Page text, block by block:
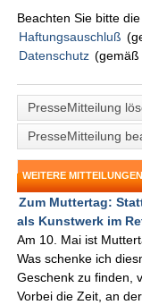
Beachten Sie bitte
Haftungsauschluß
Datenschutz (gemäß
PresseMitteilung
PresseMitteilung
WEITERE
Zum Muttertag:
als Kunstwerk im
Am 10. Mai ist
Was schenke ich
Geschenk zu finden,
Vorbei die Zeit, an